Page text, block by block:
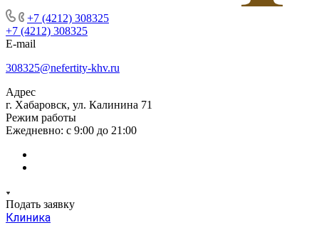
+7 (4212) 308325
+7 (4212) 308325
E-mail
308325@nefertity-khv.ru
Адрес
г. Хабаровск, ул. Калинина 71
Режим работы
Ежедневно: с 9:00 до 21:00
Подать заявку
Клиника